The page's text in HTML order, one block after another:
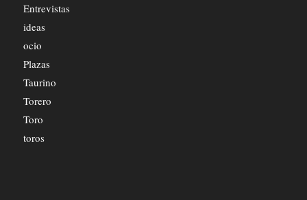
Entrevistas
ideas
ocio
Plazas
Taurino
Torero
Toro
toros